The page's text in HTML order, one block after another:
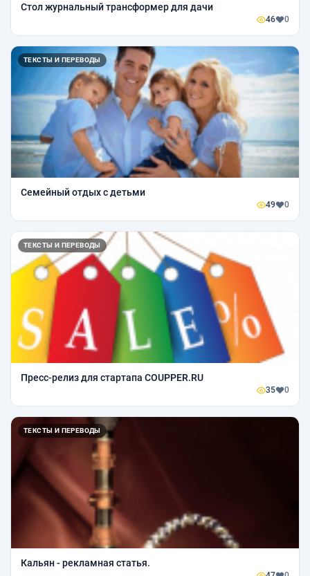
Стол журнальный трансформер для дачи
46 0
ТЕКСТЫ И ПЕРЕВОДЫ
Семейный отдых с детьми
49 0
ТЕКСТЫ И ПЕРЕВОДЫ
Пресс-релиз для стартапа COUPPER.RU
35 0
ТЕКСТЫ И ПЕРЕВОДЫ
Кальян - рекламная статья.